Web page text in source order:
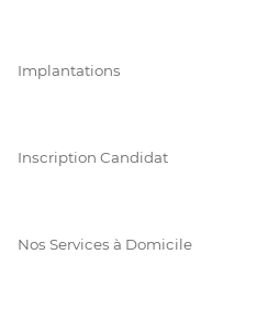
Implantations
Inscription Candidat
Nos Services à Domicile